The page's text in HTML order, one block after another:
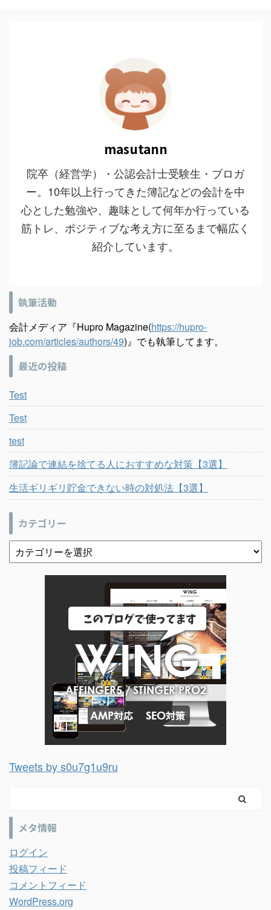
masutann
院卒（経営学）・公認会計士受験生・ブロガ
ー。10年以上行ってきた簿記などの会計を中
心とした勉強や、趣味として何年か行っている
筋トレ、ポジティブな考え方に至るまで幅広く
紹介しています。
執筆活動
会計メディア『Hupro Magazine(https://hupro-
job.com/articles/authors/49)』でも執筆してます。
最近の投稿
Test
Test
test
簿記論で連結を捨てる人におすすめな対策【3選】
生活ギリギリ貯金できない時の対処法【3選】
カテゴリー
Tweets by s0u7g1u9ru
メタ情報
ログイン
投稿フィード
コメントフィード
WordPress.org